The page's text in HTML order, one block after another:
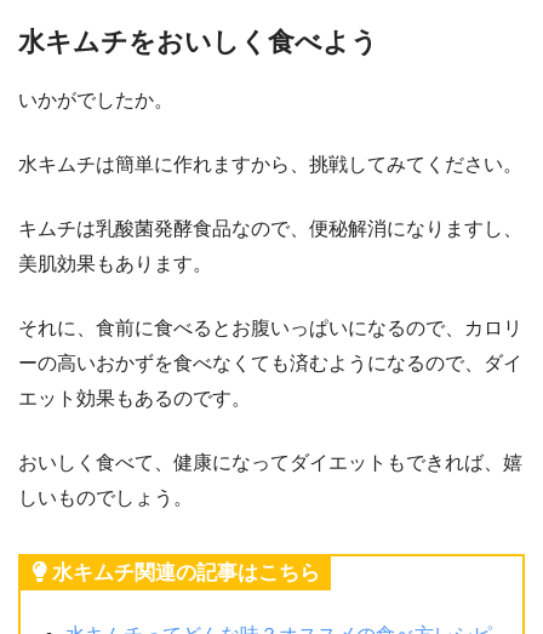
水キムチをおいしく食べよう
いかがでしたか。
水キムチは簡単に作れますから、挑戦してみてください。
キムチは乳酸菌発酵食品なので、便秘解消になりますし、
美肌効果もあります。
それに、食前に食べるとお腹いっぱいになるので、カロリ
ーの高いおかずを食べなくても済むようになるので、ダイ
エット効果もあるのです。
おいしく食べて、健康になってダイエットもできれば、嬉
しいものでしょう。
水キムチ関連の記事はこちら